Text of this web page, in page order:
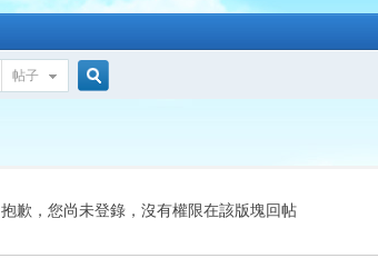
帖子
索
抱歉，您尚未登錄，沒有權限在該版塊回帖